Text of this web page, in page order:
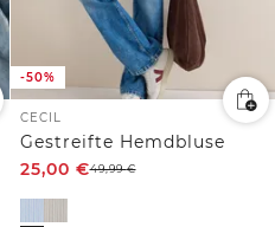
-50%
CECIL
Gestreifte Hemdbluse
25,00 €49,99€